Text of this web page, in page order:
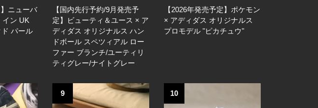
】ニューバ
イン UK
パール
【国内先行予約/9月発売予
定】ビューティ＆ユース × ア
ディダス オリジナルス ハン
ドボール スペツィアル ロー
ファー ブランチ/ユーティリ
ティグレー/ナイトグレー
【2026年発売予定】ポケモン
× アディダス オリジナルス
プロモデル "ピカチュウ"
9 10